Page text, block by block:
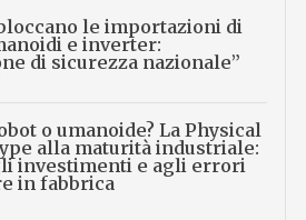
le importazioni di
e inverter:
di sicurezza nazionale”
o umanoide? La Physical
alla maturità industriale:
investimenti e agli errori
in fabbrica